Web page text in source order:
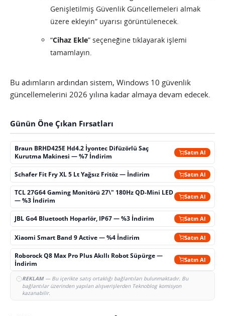
Genişletilmiş Güvenlik Güncellemeleri almak
üzere ekleyin” uyarısı görüntülenecek.
“Cihaz Ekle” seçeneğine tıklayarak işlemi
tamamlayın.
Bu adımların ardından sistem, Windows 10 güvenlik
güncellemelerini 2026 yılına kadar almaya devam edecek.
Günün Öne Çıkan Fırsatları
Braun BRHD425E Hd4.2 İyontec Difüzörlü Saç
Kurutma Makinesi — %7 İndirim
Satın Al
Schafer Fit Fry XL 5 Lt Yağsız Fritöz — İndirim Satın Al
TCL 27G64 Gaming Monitörü 27\" 180Hz QD-Mini LED
— %3 İndirim
Satın Al
JBL Go4 Bluetooth Hoparlör, IP67 — %3 İndirim Satın Al
Xiaomi Smart Band 9 Active — %4 İndirim Satın Al
Roborock Q8 Max Pro Plus Akıllı Robot Süpürge —
İndirim
Satın Al
REKLAM— Bu içerikte satış ortaklığı bağlantıları bulunmaktadır. Bu
bağlantılar üzerinden yapılan alışverişlerden Teknoblog komisyon
kazanabilir.